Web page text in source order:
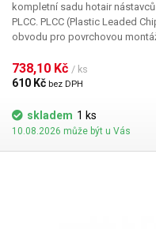
kompletní sadu hotair
PLCC. PLCC (Plastic Leaded
obvodu pro povrchovou
patice nebo přímé letování na
pouzdro PLCC o rozměru 30 x
738,10 Kč / ks
610 Kč bez DPH
skladem 1 ks
10.08.2026 může být u Vás